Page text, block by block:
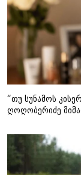
“თუ სუნამოს
ღოღობერიძე